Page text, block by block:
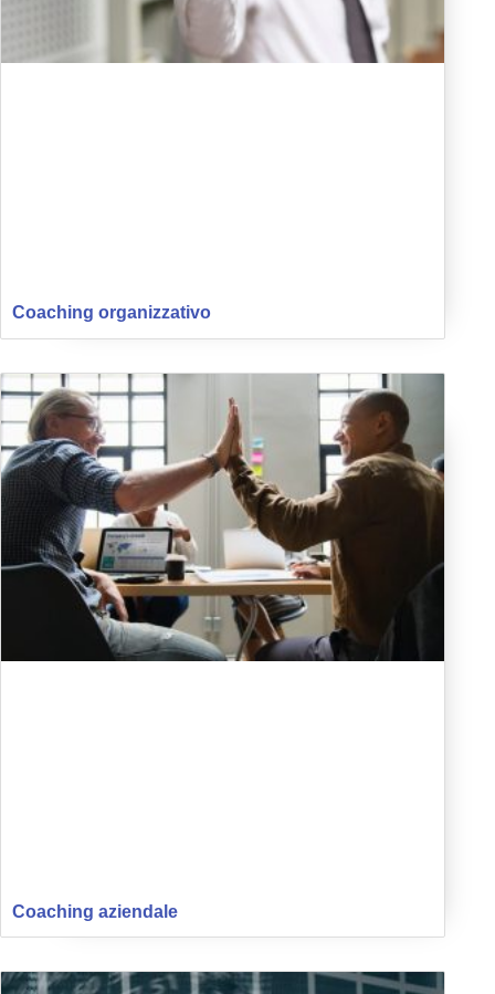
Coaching organizzativo
Coaching aziendale